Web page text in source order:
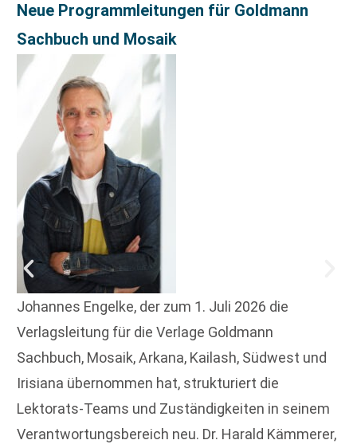
Neue Programmleitungen für Goldmann
Sachbuch und Mosaik
Johannes Engelke, der zum 1. Juli 2026 die
Verlagsleitung für die Verlage Goldmann
Sachbuch, Mosaik, Arkana, Kailash, Südwest und
Irisiana übernommen hat, strukturiert die
Lektorats-Teams und Zuständigkeiten in seinem
Verantwortungsbereich neu. Dr. Harald Kämmerer,